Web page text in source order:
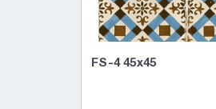
FS-4 45х45